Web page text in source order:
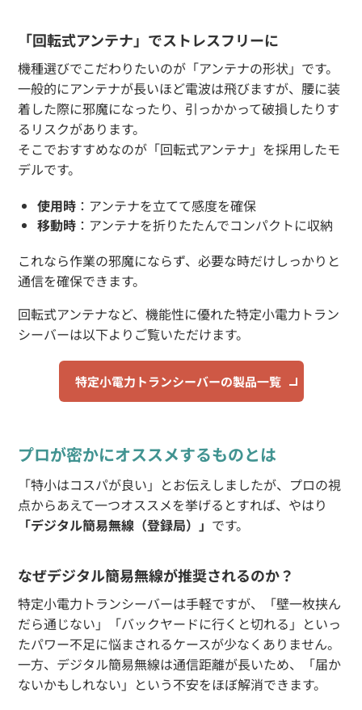
「回転式アンテナ」でストレスフリーに
機種選びでこだわりたいのが「アンテナの形状」です。
一般的にアンテナが長いほど電波は飛びますが、腰に装
着した際に邪魔になったり、引っかかって破損したりす
るリスクがあります。
そこでおすすめなのが「回転式アンテナ」を採用したモ
デルです。
使用時 ：アンテナを立てて感度を確保
移動時 ：アンテナを折りたたんでコンパクトに収納
これなら作業の邪魔にならず、必要な時だけしっかりと
通信を確保できます。
回転式アンテナなど、機能性に優れた特定小電力トラン
シーバーは以下よりご覧いただけます。
特定小電力トランシーバーの製品一覧
プロが密かにオススメするものとは
「特小はコスパが良い」とお伝えしましたが、プロの視
点からあえて一つオススメを挙げるとすれば、やはり
「デジタル簡易無線（登録局）」 です。
なぜデジタル簡易無線が推奨されるのか？
特定小電力トランシーバーは手軽ですが、「壁一枚挟ん
だら通じない」「バックヤードに行くと切れる」といっ
たパワー不足に悩まされるケースが少なくありません。
一方、デジタル簡易無線は通信距離が長いため、「届か
ないかもしれない」という不安をほぼ解消できます。